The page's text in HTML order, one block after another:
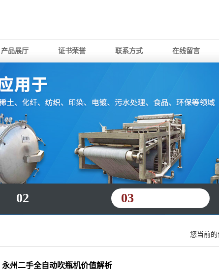
产品展厅 证书荣誉 联系方式 在线留言
02 03
您当前的
永州二手全自动吹瓶机价值解析